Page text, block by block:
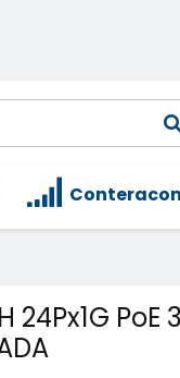
24Px1G PoE